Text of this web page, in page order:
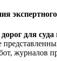
для суда
журналов